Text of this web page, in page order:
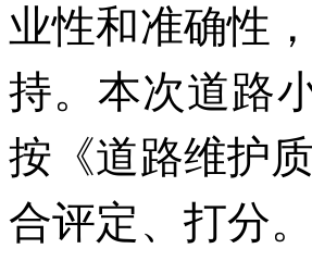
业性和准确性
持。本次道路
按《道路维护
合评定、打分